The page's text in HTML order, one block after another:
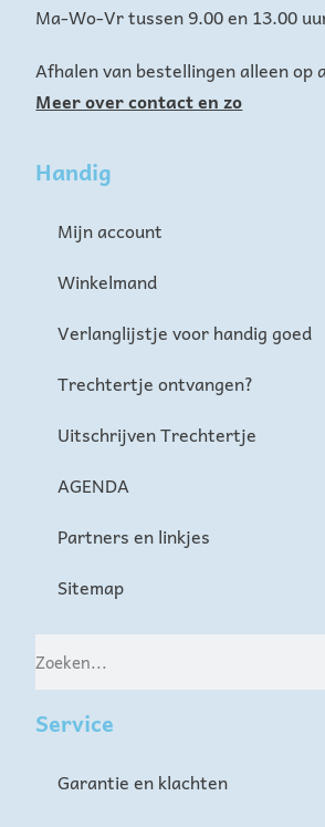
Ma-Wo-Vr tussen 9.00 en 13.00
Afhalen van bestellingen alleen op
Meer over contact en zo
Handig
Mijn account
Winkelmand
Verlanglijstje voor handig goed
Trechtertje ontvangen?
Uitschrijven Trechtertje
AGENDA
Partners en linkjes
Sitemap
Service
Garantie en klachten